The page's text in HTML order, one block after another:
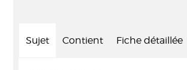
Sujet Contient Fiche détaillée